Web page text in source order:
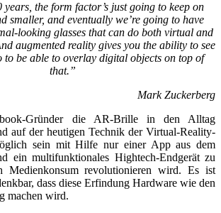
years, the form factor’s just going to keep on
smaller, and eventually we’re going to have
looking glasses that can do both virtual and
augmented reality gives you the ability to see
to be able to overlay digital objects on top of
that.”
Mark Zuckerberg
Gründer die AR-Brille in den Alltag
auf der heutigen Technik der Virtual-Reality-
sein mit Hilfe nur einer App aus dem
ein multifunktionales Hightech-Endgerät zu
Medienkonsum revolutionieren wird. Es ist
dass diese Erfindung Hardware wie den
machen wird.